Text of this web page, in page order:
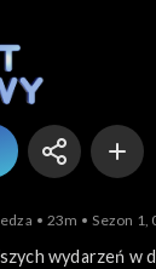
23m Sezon 1,
wydarzeń w